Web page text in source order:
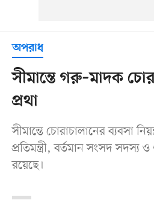
অপরাধ
সীমান্তে গরু–মাদক
প্রথা
সীমান্তে চোরাচালানের ব্যবসা
প্রতিমন্ত্রী, বর্তমান সংসদ সদস্য
রয়েছে।